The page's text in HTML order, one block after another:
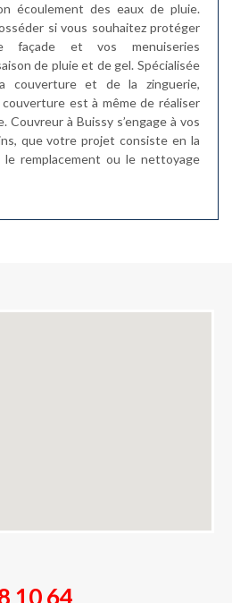
écoulement des eaux de pluie.
si vous souhaitez protéger
façade et vos menuiseries
de pluie et de gel. Spécialisée
couverture et de la zinguerie,
est à même de réaliser
à Buissy s’engage à vos
que votre projet consiste en la
le remplacement ou le nettoyage
10 64